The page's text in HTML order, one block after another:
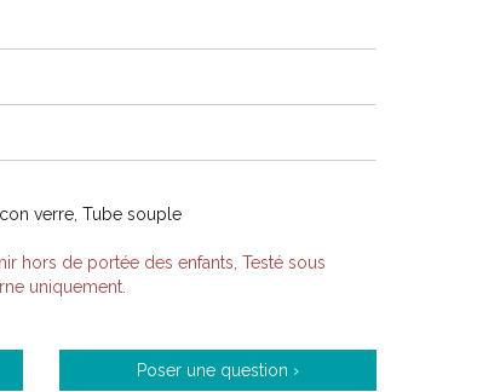
verre, Tube souple
hors de portée des enfants, Testé sous
uniquement.
Poser une question ›